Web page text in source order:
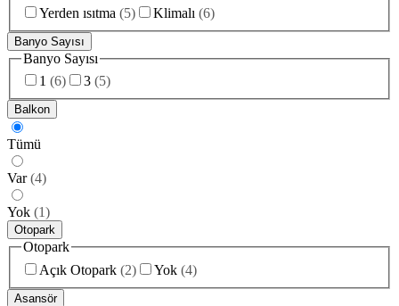
Yerden ısıtma (5) Klimalı (6)
Banyo Sayısı
Banyo Sayısı
1 (6) 3 (5)
Balkon
Tümü
Var (4)
Yok (1)
Otopark
Otopark
Açık Otopark (2) Yok (4)
Asansör